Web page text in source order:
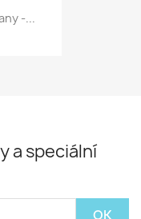
-...
a speciální